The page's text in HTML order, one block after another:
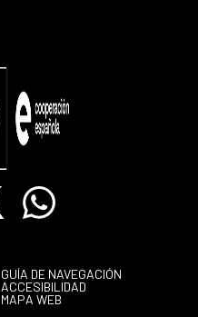
Whatsapp
GUÍA DE NAVEGACIÓN
ACCESIBILIDAD
MAPA WEB